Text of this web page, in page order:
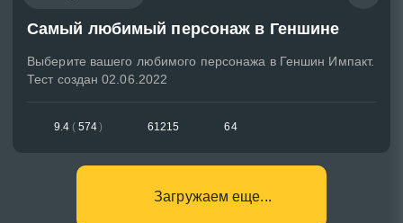
Самый любимый персонаж в Геншине
Выберите вашего любимого персонажа в Геншин Импакт.
Тест создан 02.06.2022
9.4 ( 574) 61215 64
Загружаем еще...